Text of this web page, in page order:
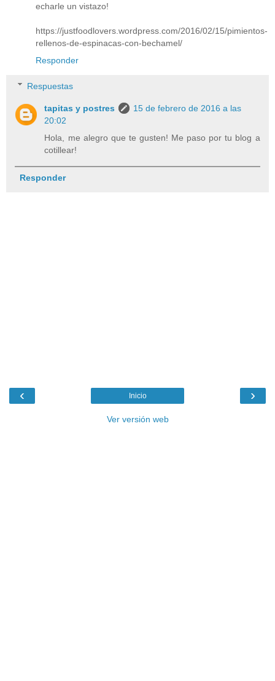
echarle un vistazo!
https://justfoodlovers.wordpress.com/2016/02/15/pimientos-
rellenos-de-espinacas-con-bechamel/
Responder
Respuestas
tapitas y postres
15 de febrero de 2016 a las
20:02
Hola, me alegro que te gusten! Me paso por tu blog a
cotillear!
Responder
‹ ›
Inicio
Ver versión web